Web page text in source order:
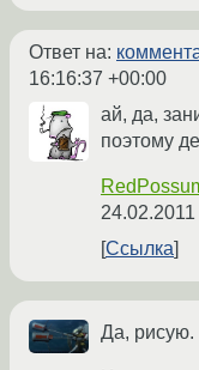
Ответ на:
16:16:37 +00:00
ай, да,
поэтому
Ссылка
Да, рисую.